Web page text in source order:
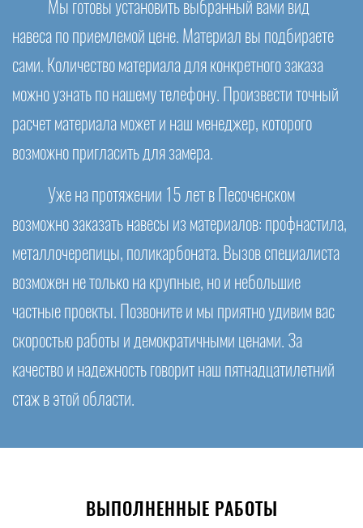
Мы готовы установить выбранный вами вид
навеса по приемлемой цене. Материал вы подбираете
сами. Количество материала для конкретного заказа
можно узнать по нашему телефону. Произвести точный
расчет материала может и наш менеджер, которого
возможно пригласить для замера.
Уже на протяжении 15 лет в Песоченском
возможно заказать навесы из материалов: профнастила,
металлочерепицы, поликарбоната. Вызов специалиста
возможен не только на крупные, но и небольшие
частные проекты. Позвоните и мы приятно удивим вас
скоростью работы и демократичными ценами. За
качество и надежность говорит наш пятнадцатилетний
стаж в этой области.
ВЫПОЛНЕННЫЕ РАБОТЫ